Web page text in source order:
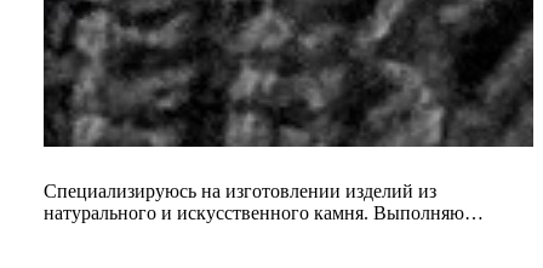
Специализируюсь на изготовлении изделий из
натурального и искусственного камня. Выполняю